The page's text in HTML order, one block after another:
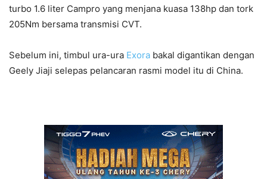
turbo 1.6 liter Campro yang menjana kuasa 138hp dan tork
205Nm bersama transmisi CVT.
Sebelum ini, timbul ura-ura Exora bakal digantikan dengan
Geely Jiaji selepas pelancaran rasmi model itu di China.